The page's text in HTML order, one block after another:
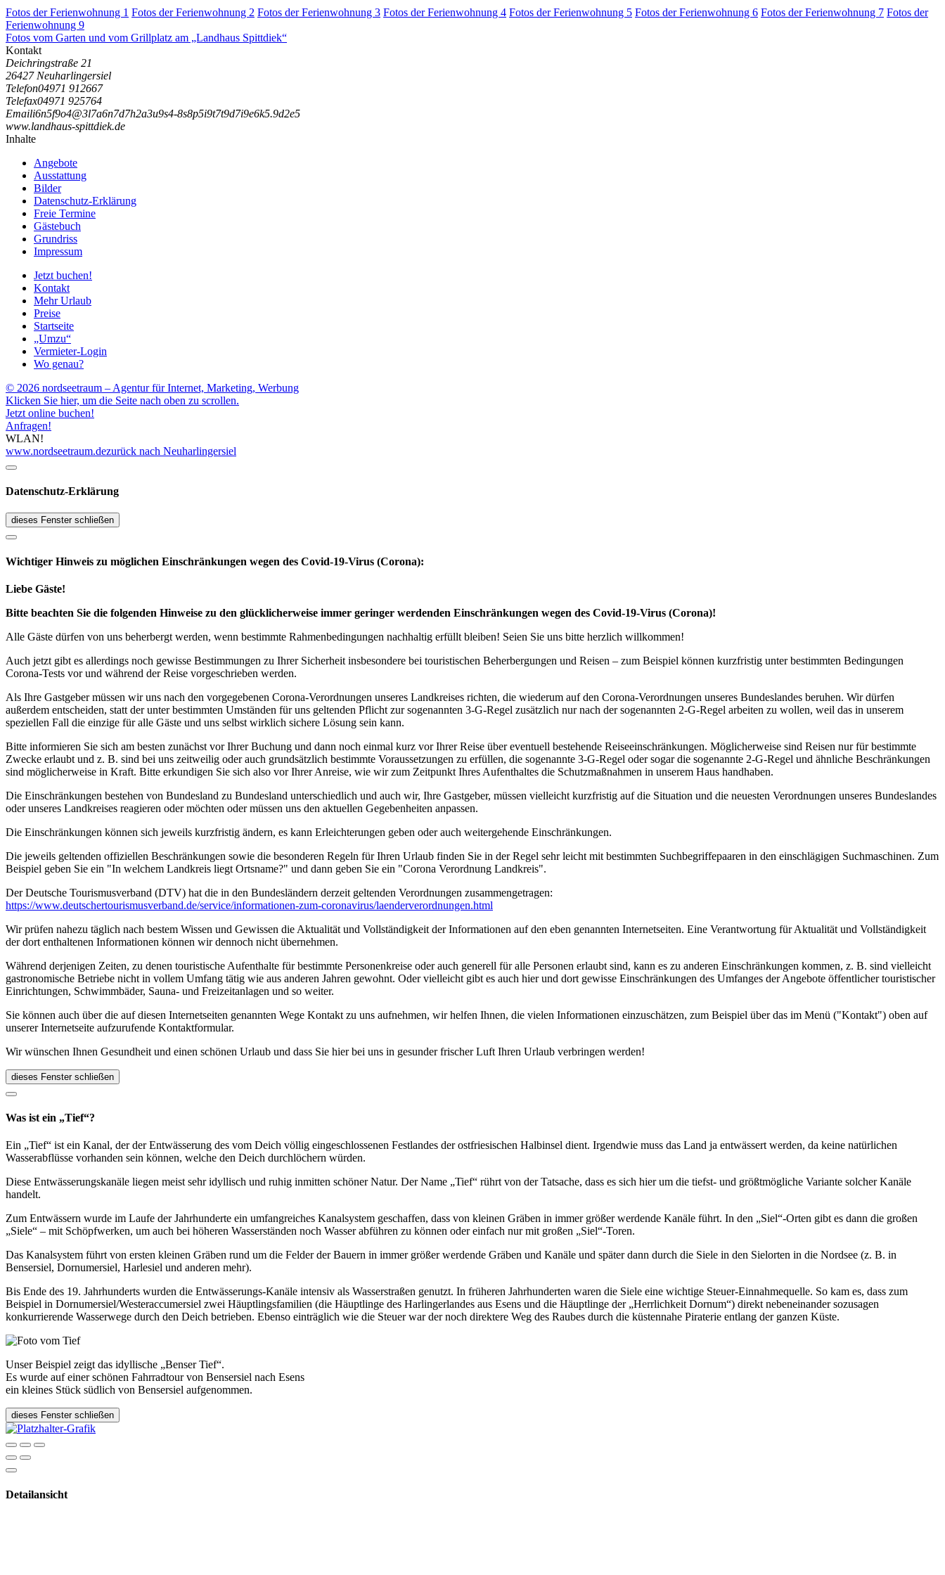
Fotos der Ferienwohnung 1 Fotos der Ferienwohnung 2 Fotos der Ferienwohnung 3 Fotos der Ferienwohnung 4 Fotos der Ferienwohnung 5 Fotos der Ferienwohnung 6 Fotos der Ferienwohnung 7 Fotos der
Ferienwohnung 9
Fotos vom Garten und vom Grillplatz am „Landhaus Spittdiek“
Kontakt
Deichringstraße 21
26427 Neuharlingersiel
Telefon04971 912667
Telefax04971 925764
Emaili6n5f9o4@3l7a6n7d7h2a3u9s4-8s8p5i9t7t9d7i9e6k5.9d2e5
www.landhaus-spittdiek.de
Inhalte
Angebote
Ausstattung
Bilder
Datenschutz-Erklärung
Freie Termine
Gästebuch
Grundriss
Impressum
Jetzt buchen!
Kontakt
Mehr Urlaub
Preise
Startseite
„Umzu“
Vermieter-Login
Wo genau?
© 2026 nordseetraum – Agentur für Internet, Marketing, Werbung
Klicken Sie hier, um die Seite nach oben zu scrollen.
Jetzt online buchen!
Anfragen!
WLAN!
www.nordseetraum.dezurück nach Neuharlingersiel
Datenschutz-Erklärung
dieses Fenster schließen
Wichtiger Hinweis zu möglichen Ein­schränk­ungen wegen des Covid-19-Virus (Corona):
Liebe Gäste!
Bitte beachten Sie die folgenden Hinweise zu den glücklicherweise immer geringer werdenden Einschränkungen wegen des Covid-19-Virus (Corona)!
Alle Gäste dürfen von uns beherbergt werden, wenn bestimmte Rahmenbedingungen nachhaltig erfüllt bleiben! Seien Sie uns bitte herzlich willkommen!
Auch jetzt gibt es allerdings noch gewisse Bestimmungen zu Ihrer Sicherheit insbesondere bei touristischen Beherbergungen und Reisen – zum Beispiel können kurzfristig unter bestimmten Bedingungen
Corona-Tests vor und während der Reise vorgeschrieben werden.
Als Ihre Gastgeber müssen wir uns nach den vorgegebenen Corona-Verordnungen unseres Landkreises richten, die wiederum auf den Corona-Verordnungen unseres Bundeslandes beruhen. Wir dürfen
außerdem entscheiden, statt der unter bestimmten Umständen für uns geltenden Pflicht zur sogenannten 3-G-Regel zusätzlich nur nach der sogenannten 2-G-Regel arbeiten zu wollen, weil das in unserem
speziellen Fall die einzige für alle Gäste und uns selbst wirklich sichere Lösung sein kann.
Bitte informieren Sie sich am besten zunächst vor Ihrer Buchung und dann noch einmal kurz vor Ihrer Reise über eventuell bestehende Reiseeinschränkungen. Möglicherweise sind Reisen nur für bestimmte
Zwecke erlaubt und z. B. sind bei uns zeitweilig oder auch grundsätzlich bestimmte Voraussetzungen zu erfüllen, die sogenannte 3-G-Regel oder sogar die sogenannte 2-G-Regel und ähnliche Beschränkungen
sind möglicherweise in Kraft. Bitte erkundigen Sie sich also vor Ihrer Anreise, wie wir zum Zeitpunkt Ihres Aufenthaltes die Schutzmaßnahmen in unserem Haus handhaben.
Die Einschränkungen bestehen von Bundesland zu Bundesland unterschiedlich und auch wir, Ihre Gastgeber, müssen vielleicht kurzfristig auf die Situation und die neuesten Verordnungen unseres Bundeslandes
oder unseres Landkreises reagieren oder möchten oder müssen uns den aktuellen Gegebenheiten anpassen.
Die Einschränkungen können sich jeweils kurzfristig ändern, es kann Erleichterungen geben oder auch weitergehende Einschränkungen.
Die jeweils geltenden offiziellen Beschränkungen sowie die besonderen Regeln für Ihren Urlaub finden Sie in der Regel sehr leicht mit bestimmten Suchbegriffepaaren in den einschlägigen Suchmaschinen. Zum
Beispiel geben Sie ein "In welchem Landkreis liegt Ortsname?" und dann geben Sie ein "Corona Verordnung Landkreis".
Der Deutsche Tourismusverband (DTV) hat die in den Bundesländern derzeit geltenden Verordnungen zusammengetragen:
https://www.deutscher­tourismusverband.de/­service/­informationen-zum-coronavirus/­laenderverordnungen.html
Wir prüfen nahezu täglich nach bestem Wissen und Gewissen die Aktualität und Vollständigkeit der Informationen auf den eben genannten Internetseiten. Eine Verantwortung für Aktualität und Vollständigkeit
der dort enthaltenen Informationen können wir dennoch nicht übernehmen.
Während derjenigen Zeiten, zu denen touristische Aufenthalte für bestimmte Personenkreise oder auch generell für alle Personen erlaubt sind, kann es zu anderen Einschränkungen kommen, z. B. sind vielleicht
gastronomische Betriebe nicht in vollem Umfang tätig wie aus anderen Jahren gewohnt. Oder vielleicht gibt es auch hier und dort gewisse Einschränkungen des Umfanges der Angebote öffentlicher touristischer
Einrichtungen, Schwimmbäder, Sauna- und Freizeitanlagen und so weiter.
Sie können auch über die auf diesen Internetseiten genannten Wege Kontakt zu uns aufnehmen, wir helfen Ihnen, die vielen Informationen einzuschätzen, zum Beispiel über das im Menü ("Kontakt") oben auf
unserer Internetseite aufzurufende Kontaktformular.
Wir wünschen Ihnen Gesundheit und einen schönen Urlaub und dass Sie hier bei uns in gesunder frischer Luft Ihren Urlaub verbringen werden!
dieses Fenster schließen
Was ist ein „Tief“?
Ein „Tief“ ist ein Kanal, der der Entwässerung des vom Deich völlig eingeschlossenen Festlandes der ostfriesischen Halbinsel dient. Irgendwie muss das Land ja entwässert werden, da keine natürlichen
Wasserabflüsse vorhanden sein können, welche den Deich durchlöchern würden.
Diese Entwässerungskanäle liegen meist sehr idyllisch und ruhig inmitten schöner Natur. Der Name „Tief“ rührt von der Tatsache, dass es sich hier um die tiefst- und größtmögliche Variante solcher Kanäle
handelt.
Zum Entwässern wurde im Laufe der Jahrhunderte ein umfangreiches Kanalsystem geschaffen, dass von kleinen Gräben in immer größer werdende Kanäle führt. In den „Siel“-Orten gibt es dann die großen
„Siele“ – mit Schöpfwerken, um auch bei höheren Wasserständen noch Wasser abführen zu können oder einfach nur mit großen „Siel“-Toren.
Das Kanalsystem führt von ersten kleinen Gräben rund um die Felder der Bauern in immer größer werdende Gräben und Kanäle und später dann durch die Siele in den Sielorten in die Nordsee (z. B. in
Bensersiel, Dornumersiel, Harlesiel und anderen mehr).
Bis Ende des 19. Jahrhunderts wurden die Entwässerungs-Kanäle intensiv als Wasserstraßen genutzt. In früheren Jahrhunderten waren die Siele eine wichtige Steuer-Einnahmequelle. So kam es, dass zum
Beispiel in Dornumersiel/Westeraccumersiel zwei Häuptlingsfamilien (die Häuptlinge des Harlingerlandes aus Esens und die Häuptlinge der „Herrlichkeit Dornum“) direkt nebeneinander sozusagen
konkurrierende Wasserwege durch den Deich betrieben. Ebenso einträglich wie die Steuer war der noch direktere Weg des Raubes durch die küstennahe Piraterie entlang der ganzen Küste.
Unser Beispiel zeigt das idyllische „Benser Tief“.
Es wurde auf einer schönen Fahrradtour von Bensersiel nach Esens
ein kleines Stück südlich von Bensersiel aufgenommen.
dieses Fenster schließen
Detailansicht